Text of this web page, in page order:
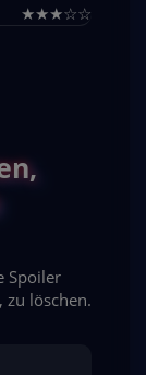
★★★☆☆
Spoiler
zu löschen.